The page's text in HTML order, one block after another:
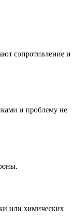
сопротивление и
и проблему не
или химических